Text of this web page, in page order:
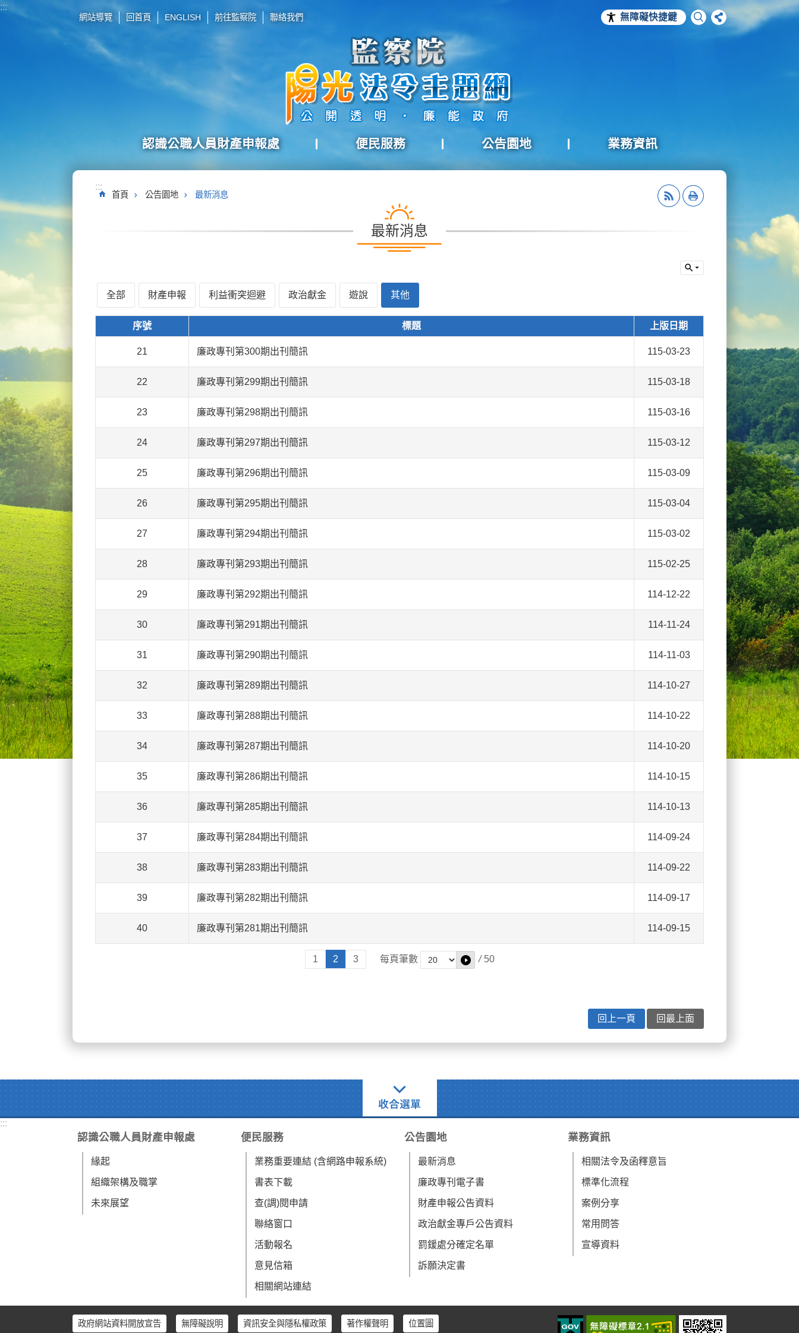
跳到主要內容區塊
:::
網站導覽 回首頁 ENGLISH 前往監察院 聯絡我們 無障礙快捷鍵
認識公職人員財產申報處 便民服務 公告園地 業務資訊
:::
首頁 公告園地 最新消息
最新消息
全部 財產申報 利益衝突迴避 政治獻金 遊說 其他
序號 標題 上版日期
21 廉政專刊第300期出刊簡訊 115-03-23
22 廉政專刊第299期出刊簡訊 115-03-18
23 廉政專刊第298期出刊簡訊 115-03-16
24 廉政專刊第297期出刊簡訊 115-03-12
25 廉政專刊第296期出刊簡訊 115-03-09
26 廉政專刊第295期出刊簡訊 115-03-04
27 廉政專刊第294期出刊簡訊 115-03-02
28 廉政專刊第293期出刊簡訊 115-02-25
29 廉政專刊第292期出刊簡訊 114-12-22
30 廉政專刊第291期出刊簡訊 114-11-24
31 廉政專刊第290期出刊簡訊 114-11-03
32 廉政專刊第289期出刊簡訊 114-10-27
33 廉政專刊第288期出刊簡訊 114-10-22
34 廉政專刊第287期出刊簡訊 114-10-20
35 廉政專刊第286期出刊簡訊 114-10-15
36 廉政專刊第285期出刊簡訊 114-10-13
37 廉政專刊第284期出刊簡訊 114-09-24
38 廉政專刊第283期出刊簡訊 114-09-22
39 廉政專刊第282期出刊簡訊 114-09-17
40 廉政專刊第281期出刊簡訊 114-09-15
1 2 3 每頁筆數 / 50
回上一頁 回最上面
:::
認識公職人員財產申報處
緣起
組織架構及職掌
未來展望
便民服務
業務重要連結 (含網路申報系統)
書表下載
查(調)閱申請
聯絡窗口
活動報名
意見信箱
相關網站連結
公告園地
最新消息
廉政專刊電子書
財產申報公告資料
政治獻金專戶公告資料
罰鍰處分確定名單
訴願決定書
業務資訊
相關法令及函釋意旨
標準化流程
案例分享
常用問答
宣導資料
政府網站資料開放宣告 無障礙說明 資訊安全與隱私權政策 著作權聲明 位置圖